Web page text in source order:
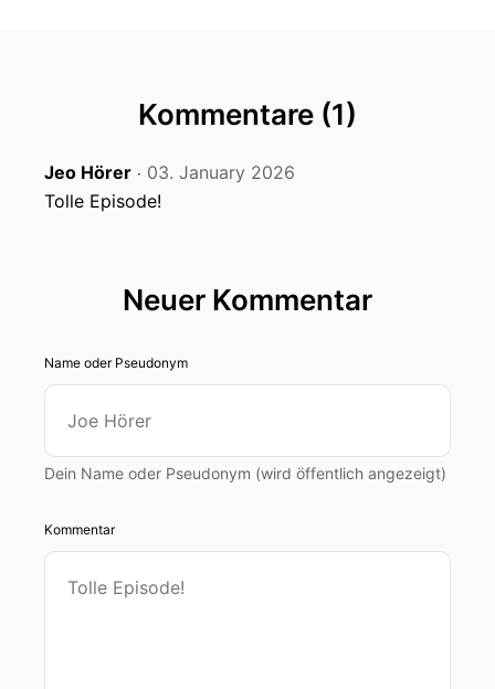
Kommentare (1)
Jeo Hörer ‧ 03. January 2026
Tolle Episode!
Neuer Kommentar
Name oder Pseudonym
Dein Name oder Pseudonym (wird öffentlich angezeigt)
Kommentar